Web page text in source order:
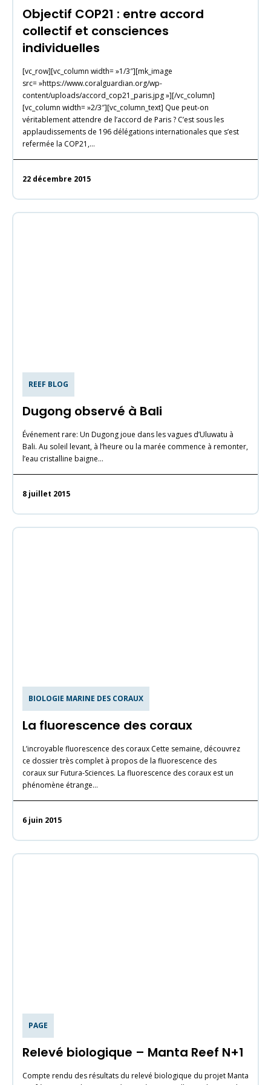
Objectif COP21 : entre accord
collectif et consciences
individuelles
[vc_row][vc_column width= »1/3″][mk_image
src= »https://www.coralguardian.org/wp-
content/uploads/accord_cop21_paris.jpg »][/vc_column]
[vc_column width= »2/3″][vc_column_text] Que peut-on
véritablement attendre de l’accord de Paris ? C’est sous les
applaudissements de 196 délégations internationales que s’est
refermée la COP21,…
22 décembre 2015
REEF BLOG
Dugong observé à Bali
Événement rare: Un Dugong joue dans les vagues d’Uluwatu à
Bali. Au soleil levant, à l’heure ou la marée commence à remonter,
l’eau cristalline baigne…
8 juillet 2015
BIOLOGIE MARINE DES CORAUX
La fluorescence des coraux
L’incroyable fluorescence des coraux Cette semaine, découvrez
ce dossier très complet à propos de la fluorescence des
coraux sur Futura-Sciences. La fluorescence des coraux est un
phénomène étrange…
6 juin 2015
PAGE
Relevé biologique – Manta Reef N+1
Compte rendu des résultats du relevé biologique du projet Manta